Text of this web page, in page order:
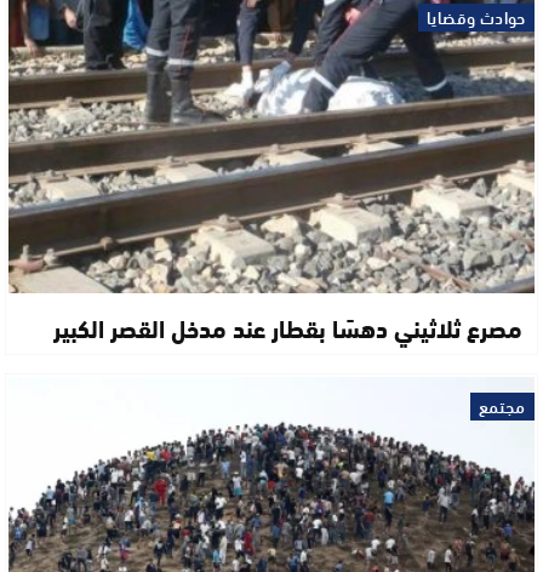
حوادث وقضايا
مصرع ثلاثيني دهسًا بقطار عند مدخل القصر الكبير
مجتمع